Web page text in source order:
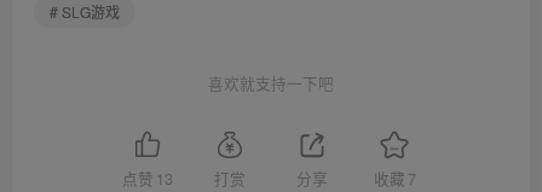
# SLG游戏
喜欢就支持一下吧
点赞 13 打赏 分享 收藏 7